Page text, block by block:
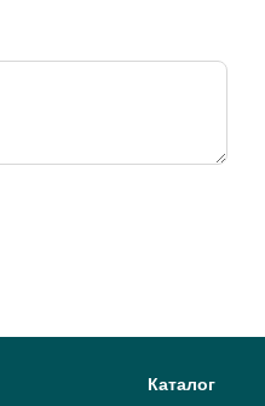
Каталог